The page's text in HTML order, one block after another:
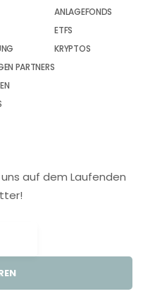
PARTNERS
ANLAGEFONDS
ETFS
KRYPTOS
auf dem Laufenden